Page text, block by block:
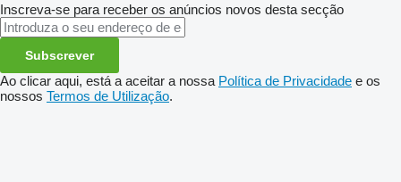
Inscreva-se para receber os anúncios novos desta secção
Subscrever
Ao clicar aqui, está a aceitar a nossa Política de Privacidade e os
nossos Termos de Utilização.